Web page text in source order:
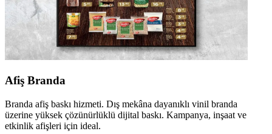
Afiş Branda
Branda afiş baskı hizmeti. Dış mekâna dayanıklı vinil branda
üzerine yüksek çözünürlüklü dijital baskı. Kampanya, inşaat ve
etkinlik afişleri için ideal.